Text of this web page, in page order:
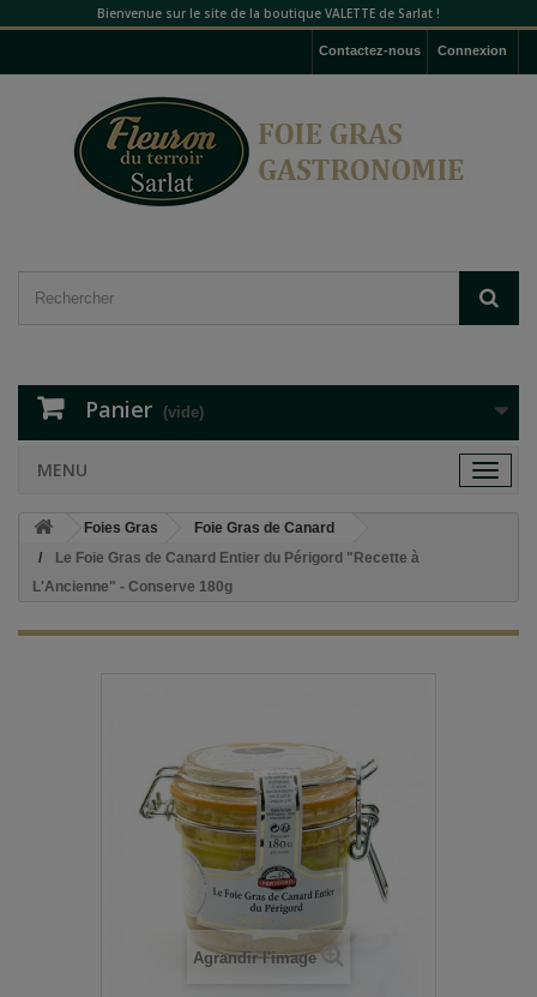
Bienvenue sur le site de la boutique VALETTE de Sarlat !
Connexion
Contactez-nous
Panier (vide)
Toggle
MENU
Foies Gras
Foie Gras de Canard
Le Foie Gras de Canard Entier du Périgord "Recette à
L'Ancienne" - Conserve 180g
Agrandir l'image